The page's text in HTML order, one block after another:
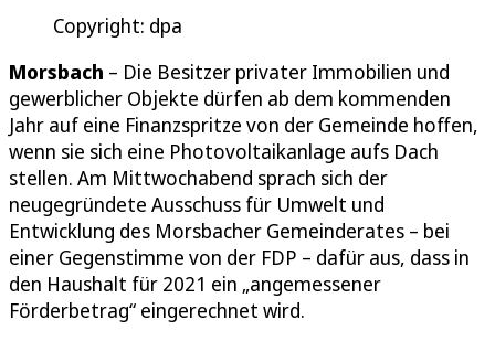
Copyright: dpa
Morsbach – Die Besitzer privater Immobilien und
gewerblicher Objekte dürfen ab dem kommenden
Jahr auf eine Finanzspritze von der Gemeinde hoffen,
wenn sie sich eine Photovoltaikanlage aufs Dach
stellen. Am Mittwochabend sprach sich der
neugegründete Ausschuss für Umwelt und
Entwicklung des Morsbacher Gemeinderates – bei
einer Gegenstimme von der FDP – dafür aus, dass in
den Haushalt für 2021 ein „angemessener
Förderbetrag“ eingerechnet wird.